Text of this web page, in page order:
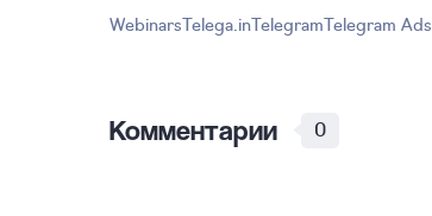
WebinarsTelega.inTelegramTelegram Ads
Комментарии 0